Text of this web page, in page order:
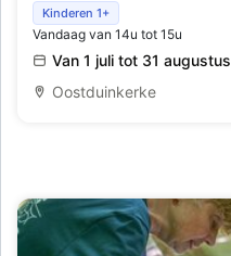
Boerderijbezoek
Kinderen 1+
Vandaag van 14u tot 15u
Van 1 juli tot 31 augustus
Oostduinkerke